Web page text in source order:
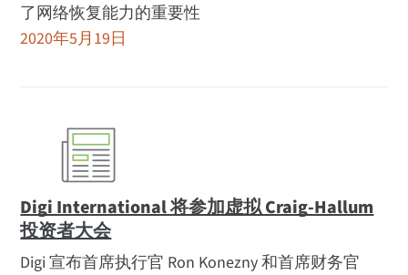
了网络恢复能力的重要性
2020年5月19日
Digi International 将参加虚拟 Craig-Hallum
投资者大会
Digi 宣布首席执行官 Ron Konezny 和首席财务官